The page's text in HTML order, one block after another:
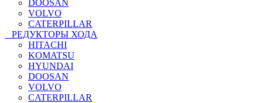
DOOSAN
VOLVO
CATERPILLAR
РЕДУКТОРЫ ХОДА
HITACHI
KOMATSU
HYUNDAI
DOOSAN
VOLVO
CATERPILLAR